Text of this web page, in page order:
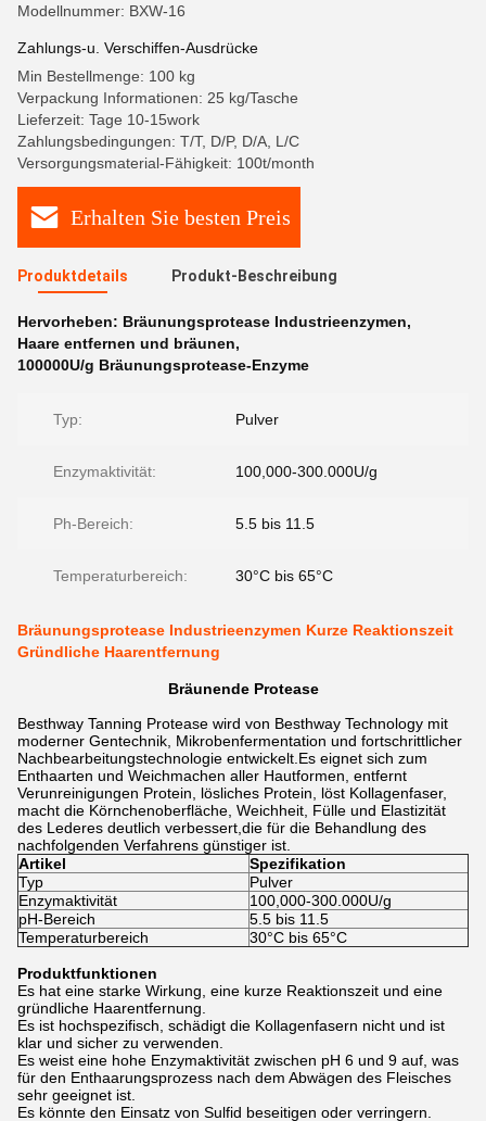
Modellnummer: BXW-16
Zahlungs-u. Verschiffen-Ausdrücke
Min Bestellmenge: 100 kg
Verpackung Informationen: 25 kg/Tasche
Lieferzeit: Tage 10-15work
Zahlungsbedingungen: T/T, D/P, D/A, L/C
Versorgungsmaterial-Fähigkeit: 100t/month
Erhalten Sie besten Preis
Produktdetails Produkt-Beschreibung
Hervorheben: Bräunungsprotease Industrieenzymen,
Haare entfernen und bräunen,
100000U/g Bräunungsprotease-Enzyme
Typ: Pulver
Enzymaktivität: 100,000-300.000U/g
Ph-Bereich: 5.5 bis 11.5
Temperaturbereich: 30°C bis 65°C
Bräunungsprotease Industrieenzymen Kurze Reaktionszeit
Gründliche Haarentfernung
Bräunende Protease
Besthway Tanning Protease wird von Besthway Technology mit
moderner Gentechnik, Mikrobenfermentation und fortschrittlicher
Nachbearbeitungstechnologie entwickelt.Es eignet sich zum
Enthaarten und Weichmachen aller Hautformen, entfernt
Verunreinigungen Protein, lösliches Protein, löst Kollagenfaser,
macht die Körnchenoberfläche, Weichheit, Fülle und Elastizität
des Lederes deutlich verbessert,die für die Behandlung des
nachfolgenden Verfahrens günstiger ist.
Artikel
Spezifikation
Typ
Pulver
Enzymaktivität
100,000-300.000U/g
pH-Bereich
5.5 bis 11.5
Temperaturbereich
30°C bis 65°C
Produktfunktionen
Es hat eine starke Wirkung, eine kurze Reaktionszeit und eine
gründliche Haarentfernung.
Es ist hochspezifisch, schädigt die Kollagenfasern nicht und ist
klar und sicher zu verwenden.
Es weist eine hohe Enzymaktivität zwischen pH 6 und 9 auf, was
für den Enthaarungsprozess nach dem Abwägen des Fleisches
sehr geeignet ist.
Es könnte den Einsatz von Sulfid beseitigen oder verringern.